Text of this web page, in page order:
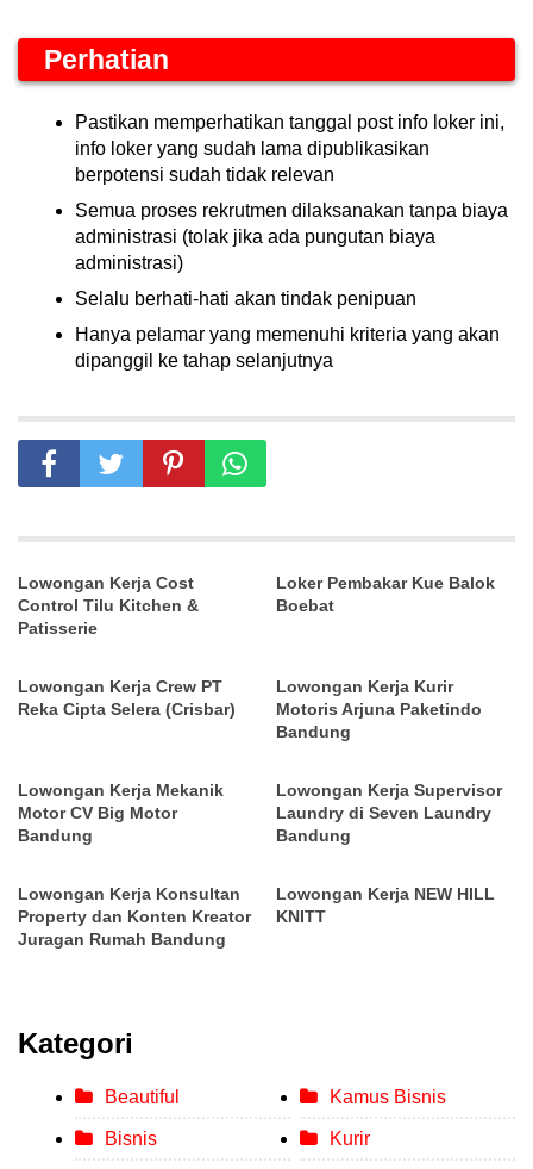
Perhatian
Pastikan memperhatikan tanggal post info loker ini,
info loker yang sudah lama dipublikasikan
berpotensi sudah tidak relevan
Semua proses rekrutmen dilaksanakan tanpa biaya
administrasi (tolak jika ada pungutan biaya
administrasi)
Selalu berhati-hati akan tindak penipuan
Hanya pelamar yang memenuhi kriteria yang akan
dipanggil ke tahap selanjutnya
Lowongan Kerja Cost
Control Tilu Kitchen &
Patisserie
Loker Pembakar Kue Balok
Boebat
Lowongan Kerja Crew PT
Reka Cipta Selera (Crisbar)
Lowongan Kerja Kurir
Motoris Arjuna Paketindo
Bandung
Lowongan Kerja Mekanik
Motor CV Big Motor
Bandung
Lowongan Kerja Supervisor
Laundry di Seven Laundry
Bandung
Lowongan Kerja Konsultan
Property dan Konten Kreator
Juragan Rumah Bandung
Lowongan Kerja NEW HILL
KNITT
Kategori
Beautiful
Bisnis
Kamus Bisnis
Kurir